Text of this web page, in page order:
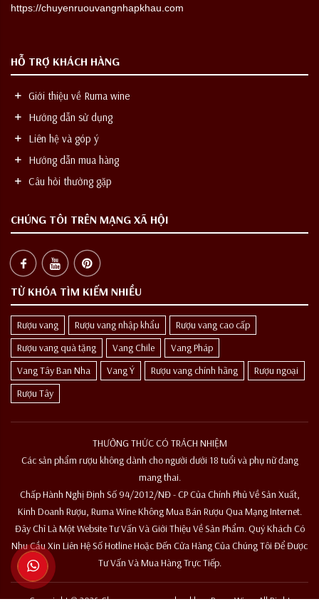
https://chuyenruouvangnhapkhau.com
HỖ TRỢ KHÁCH HÀNG
Giới thiệu về Ruma wine
Hướng dẫn sử dụng
Liên hệ và góp ý
Hướng dẫn mua hàng
Câu hỏi thường gặp
CHÚNG TÔI TRÊN MẠNG XÃ HỘI
TỪ KHÓA TÌM KIẾM NHIỀU
Rượu vang Rượu vang nhập khẩu
Rượu vang cao cấp
Rượu vang quà tặng
Vang Chile
Vang Pháp
Vang Tây Ban Nha
Vang Ý Rượu vang chính hãng
Rượu ngoại
Rượu Tây
THƯỞNG THỨC CÓ TRÁCH NHIỆM
Các sản phẩm rượu không dành cho người dưới 18 tuổi và phụ nữ đang
mang thai.
Chấp Hành Nghị Định Số 94/2012/NĐ - CP Của Chính Phủ Về Sản Xuất,
Kinh Doanh Rượu, Ruma Wine Không Mua Bán Rượu Qua Mạng Internet.
Đây Chỉ Là Một Website Tư Vấn Và Giới Thiệu Về Sản Phẩm. Quý Khách Có
Nhu Cầu Xin Liên Hệ Số Hotline Hoặc Đến Cửa Hàng Của Chúng Tôi Để Được
Tư Vấn Và Mua Hàng Trực Tiếp.
Copyright © 2026 Chuyenruouvangnhapkhau Ruma Wine. All Right